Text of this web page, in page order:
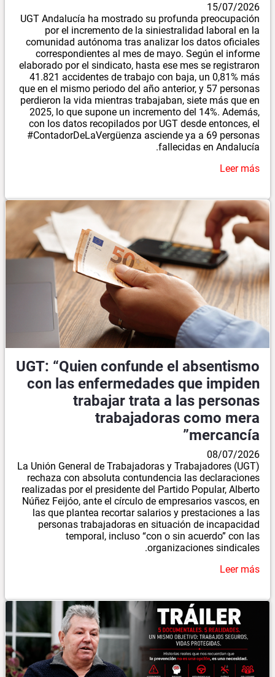
15/07/2026
UGT Andalucía ha mostrado su profunda preocupación
por el incremento de la siniestralidad laboral en la
comunidad autónoma tras analizar los datos oficiales
correspondientes al mes de mayo. Según el informe
elaborado por el sindicato, hasta ese mes se registraron
41.821 accidentes de trabajo con baja, un 0,81% más
que en el mismo periodo del año anterior, y 57 personas
perdieron la vida mientras trabajaban, siete más que en
2025, lo que supone un incremento del 14%. Además,
con los datos recopilados por UGT desde entonces, el
#ContadorDeLaVergüenza asciende ya a 69 personas
fallecidas en Andalucía.
Leer más
UGT: “Quien confunde el absentismo
con las enfermedades que impiden
trabajar trata a las personas
trabajadoras como mera
mercancía”
08/07/2026
La Unión General de Trabajadoras y Trabajadores (UGT)
rechaza con absoluta contundencia las declaraciones
realizadas por el presidente del Partido Popular, Alberto
Núñez Feijóo, ante el círculo de empresarios vascos, en
las que plantea recortar salarios y prestaciones a las
personas trabajadoras en situación de incapacidad
temporal, incluso “con o sin acuerdo” con las
organizaciones sindicales.
Leer más